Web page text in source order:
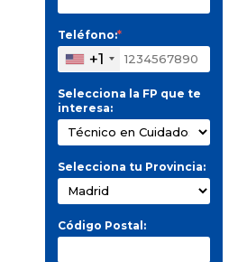
Teléfono:*
+1
Selecciona la FP que te
interesa:
Selecciona tu Provincia:
Código Postal: